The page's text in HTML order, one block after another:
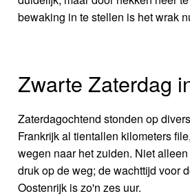
bewaking in te stellen is het wrak
Zwarte Zaterdag
Zaterdagochtend stonden op
Frankrijk al tientallen kilometers
wegen naar het zuiden. Niet
druk op de weg; de wachttijd voor
Oostenrijk is zo'n zes uur.